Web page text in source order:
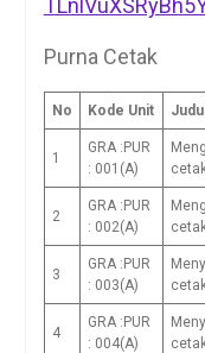
Purna Cetak
No Kode Unit
1
GRA :PUR
: 001(A)
2
GRA :PUR
: 002(A)
3
GRA :PUR
: 003(A)
4
GRA :PUR
: 004(A)